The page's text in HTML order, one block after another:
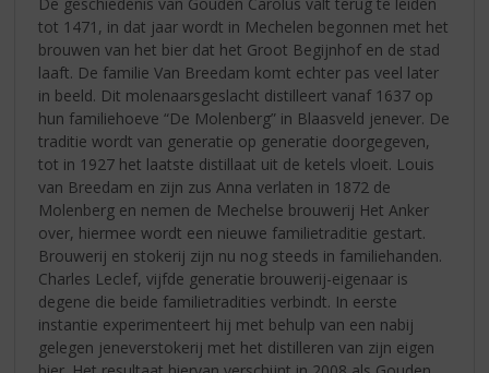
tot 1471, in dat jaar wordt in Mechelen begonnen met het
brouwen van het bier dat het Groot Begijnhof en de stad
laaft. De familie Van Breedam komt echter pas veel later
in beeld. Dit molenaarsgeslacht distilleert vanaf 1637 op
hun familiehoeve “De Molenberg” in Blaasveld jenever. De
traditie wordt van generatie op generatie doorgegeven,
tot in 1927 het laatste distillaat uit de ketels vloeit. Louis
van Breedam en zijn zus Anna verlaten in 1872 de
Molenberg en nemen de Mechelse brouwerij Het Anker
over, hiermee wordt een nieuwe familietraditie gestart.
Brouwerij en stokerij zijn nu nog steeds in familiehanden.
Charles Leclef, vijfde generatie brouwerij-eigenaar is
degene die beide familietradities verbindt. In eerste
instantie experimenteert hij met behulp van een nabij
gelegen jeneverstokerij met het distilleren van zijn eigen